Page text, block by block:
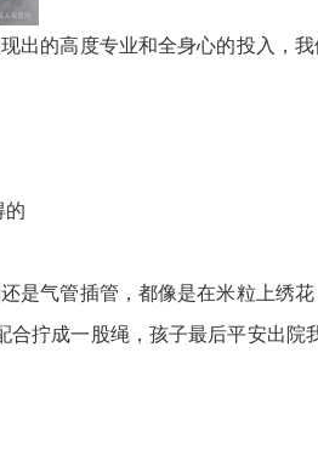
出的高度专业和全身心的投入，
的
是气管插管，都像是在米粒上绣
拧成一股绳，孩子最后平安出院